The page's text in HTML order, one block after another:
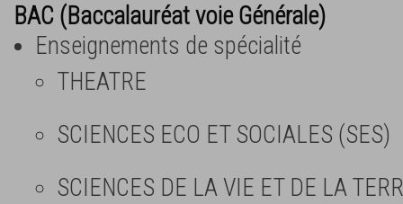
BAC (Baccalauréat voie Générale)
Enseignements de spécialité
THEATRE
SCIENCES ECO ET SOCIALES (SES)
SCIENCES DE LA VIE ET DE LA